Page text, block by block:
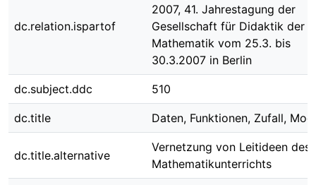
dc.relation.ispartof
2007, 41. Jahrestagung der
Gesellschaft für Didaktik der
Mathematik vom 25.3. bis
30.3.2007 in Berlin
dc.subject.ddc 510
dc.title Daten, Funktionen, Zufall,
dc.title.alternative
Vernetzung von Leitideen des
Mathematikunterrichts